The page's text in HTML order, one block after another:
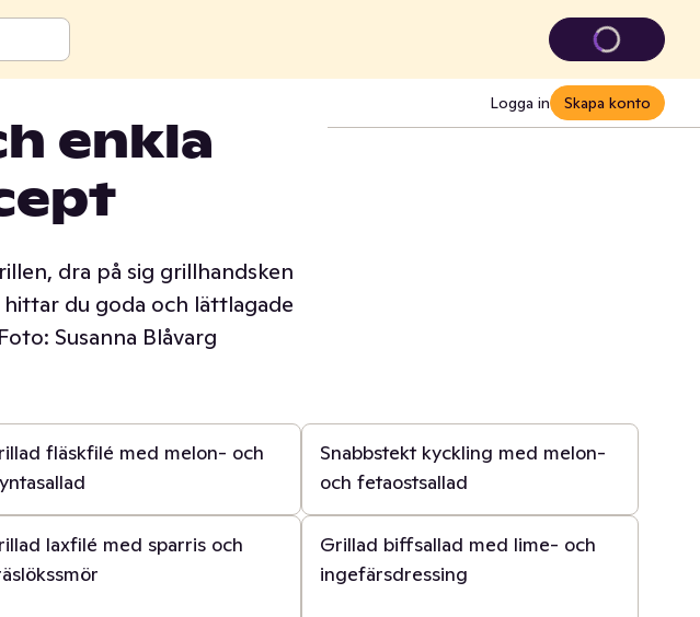
Logga in Skapa konto
enkla
dra på sig grillhandsken
du goda och lättlagade
Susanna Blåvarg
fläskfilé med melon- och
Snabbstekt kyckling med melon-
och fetaostsallad
laxfilé med sparris och
30 min
Grillad biffsallad med lime- och
ingefärsdressing